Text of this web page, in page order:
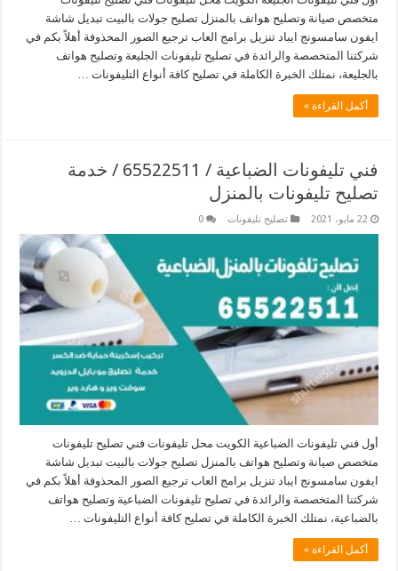
متخصص صيانة وتصليح هواتف بالمنزل تصليح جولات بالبيت تبديل شاشة
ايفون سامسونج ايباد تنزيل برامج العاب ترجيع الصور المحذوفة أهلاً بكم في
شركتنا المتخصصة والرائدة في تصليح تليفونات الجليعة وتصليح هواتف
بالجليعة، نمتلك الخبرة الكاملة في تصليح كافة أنواع التليفونات …
أكمل القراءة »
فني تليفونات الضباعية / 65522511 / خدمة
تصليح تليفونات بالمنزل
22 مايو، 2021 تصليح تليفونات 0
أول فني تليفونات الضباعية الكويت محل تليفونات فني تصليح تليفونات
متخصص صيانة وتصليح هواتف بالمنزل تصليح جولات بالبيت تبديل شاشة
ايفون سامسونج ايباد تنزيل برامج العاب ترجيع الصور المحذوفة أهلاً بكم في
شركتنا المتخصصة والرائدة في تصليح تليفونات الضباعية وتصليح هواتف
بالضباعية، نمتلك الخبرة الكاملة في تصليح كافة أنواع التليفونات …
أكمل القراءة »